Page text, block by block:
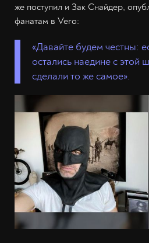
же поступил и Зак Снайдер,
фанатам в Vero:
«Давайте будем честны:
остались наедине с этой
сделали то же самое».